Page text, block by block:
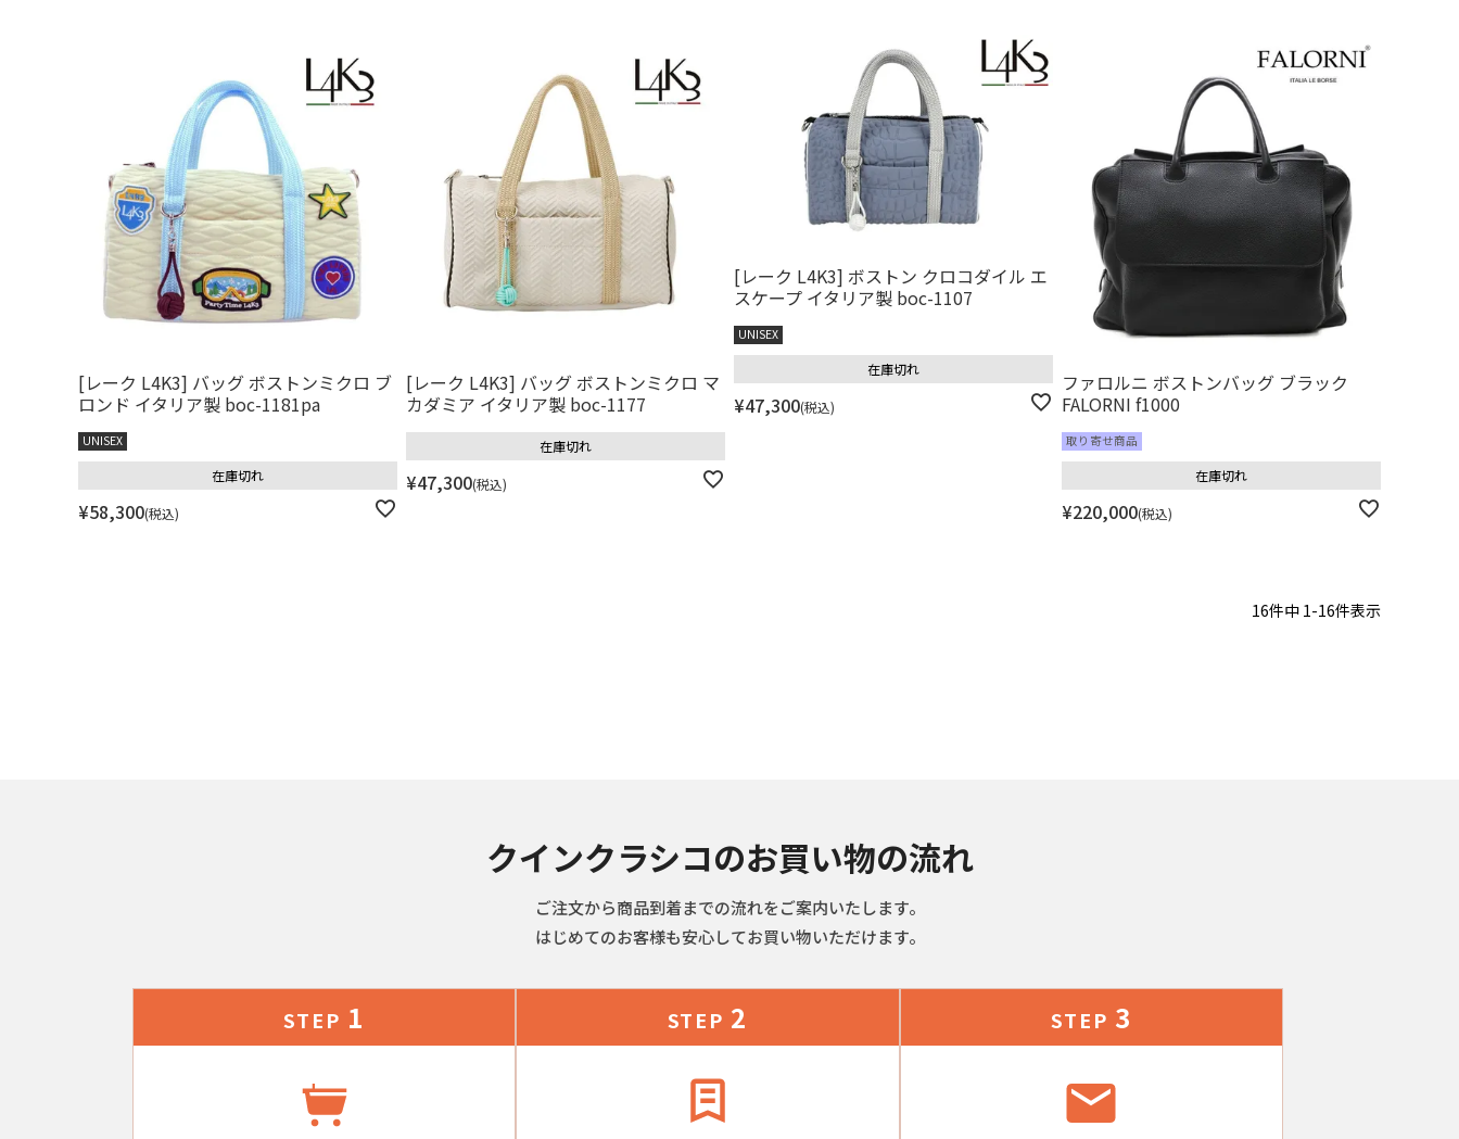
[レーク L4K3] バッグ ボストンミクロ ブ
ロンド イタリア製 boc-1181pa
UNISEX
¥58,300 税込
在庫切れ
[レーク L4K3] バッグ ボストンミクロ マ
カダミア イタリア製 boc-1177
¥47,300 税込
在庫切れ
[レーク L4K3] ボストン クロコダイル エ
スケープ イタリア製 boc-1107
UNISEX
¥47,300 税込
在庫切れ
ファロルニ ボストンバッグ ブラック
FALORNI f1000
取り寄せ商品
¥220,000 税込
在庫切れ
16件中 1-16件表示
クインクラシコのお買い物の流れ
ご注文から商品到着までの流れをご案内いたします。
はじめてのお客様も安心してお買い物いただけます。
STEP 1 STEP 2 STEP 3